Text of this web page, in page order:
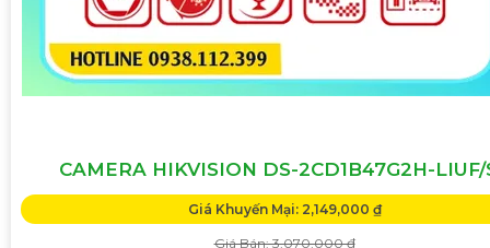
CAMERA HIKVISION DS-2CD1B47G2H-LIUF/
Giá Khuyến Mại: 2,149,000 ₫
Giá Bán: 3,070,000 ₫